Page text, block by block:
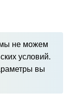
мы не можем
условий.
вы